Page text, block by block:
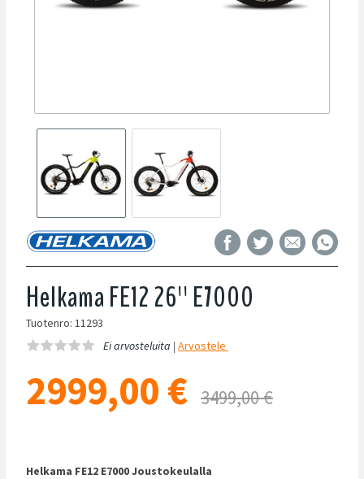
Helkama FE12 26'' E7000
Tuotenro: 11293
Ei arvosteluita |Arvostele
2999,00 € 3499,00 €
Helkama FE12 E7000 Joustokeulalla